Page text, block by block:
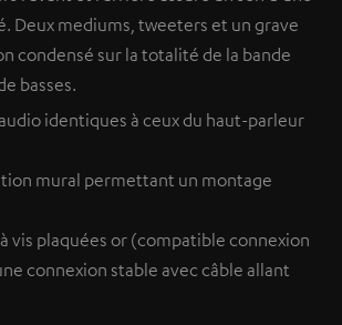
Deux mediums, tweeters et un grave
condensé sur la totalité de la bande
basses.
identiques à ceux du haut-parleur
mural permettant un montage
vis plaquées or (compatible connexion
connexion stable avec câble allant